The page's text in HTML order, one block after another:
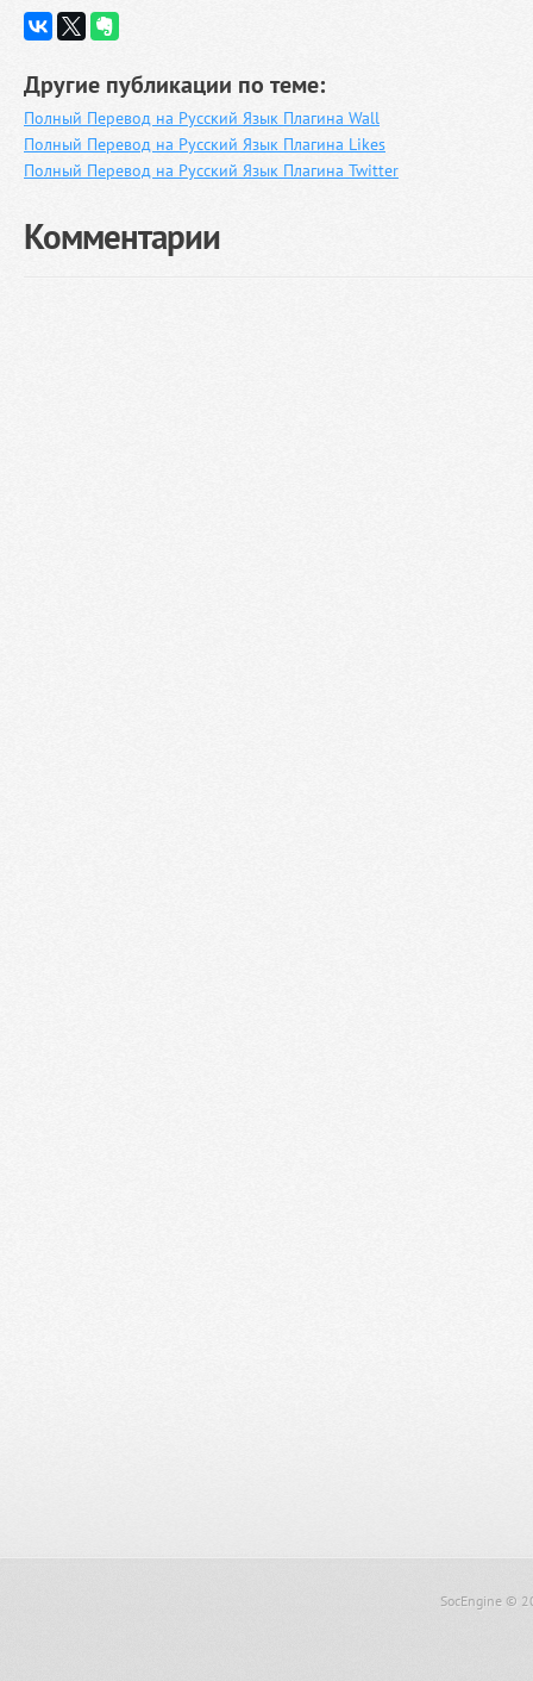
Другие публикации по теме:
Полный Перевод на Русский Язык Плагина Wall
Полный Перевод на Русский Язык Плагина Likes
Полный Перевод на Русский Язык Плагина Twitter
Комментарии
SocEngine ©